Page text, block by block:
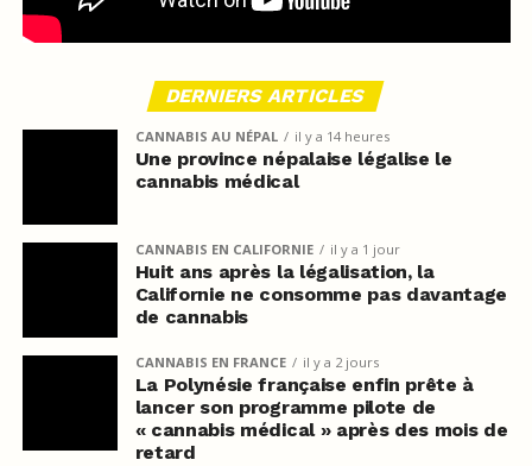
DERNIERS ARTICLES
CANNABIS AU NÉPAL il y a 14 heures
Une province népalaise légalise le
cannabis médical
CANNABIS EN CALIFORNIE il y a 1 jour
Huit ans après la légalisation, la
Californie ne consomme pas davantage
de cannabis
CANNABIS EN FRANCE il y a 2 jours
La Polynésie française enfin prête à
lancer son programme pilote de
« cannabis médical » après des mois de
retard